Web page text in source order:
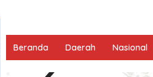
Beranda Daerah Nasional